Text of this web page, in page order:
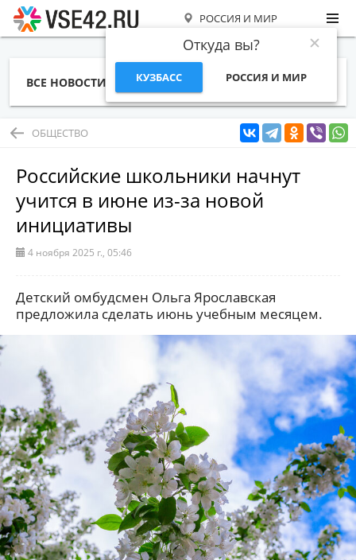
РОССИЯ И МИР
Откуда вы?
КУЗБАСС РОССИЯ И МИР
ВСЕ НОВОСТИ СТАТЬИ ТЕМЫ ФОТО
ОБЩЕСТВО
Российские школьники начнут
учится в июне из-за новой
инициативы
4 ноября 2025 г., 05:46
Детский омбудсмен Ольга Ярославская
предложила сделать июнь учебным месяцем.